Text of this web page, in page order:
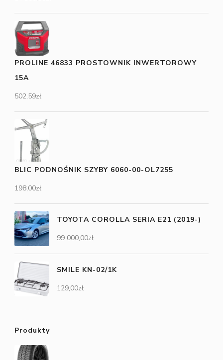
PROLINE 46833 PROSTOWNIK INWERTOROWY
15A
502,59zł
BLIC PODNOŚNIK SZYBY 6060-00-OL7255
198,00zł
TOYOTA COROLLA SERIA E21 (2019-)
99 000,00zł
SMILE KN-02/1K
129,00zł
Produkty